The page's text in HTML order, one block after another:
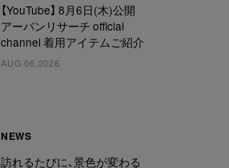
【YouTube】 8月6日(木)公開
アーバンリサーチ official
channel 着用アイテムご紹介
AUG 06,2026
NEWS
訪れるたびに、景色が変わる